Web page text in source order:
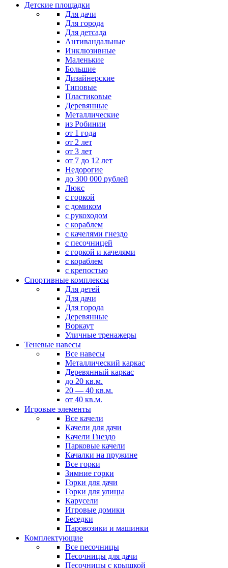
Детские площадки
Для дачи
Для города
Для детсада
Антивандальные
Инклюзивные
Маленькие
Большие
Дизайнерские
Типовые
Пластиковые
Деревянные
Металлические
из Робинии
от 1 года
от 2 лет
от 3 лет
от 7 до 12 лет
Недорогие
до 300 000 рублей
Люкс
с горкой
с домиком
с рукоходом
с кораблем
с качелями гнездо
с песочницей
с горкой и качелями
с кораблем
с крепостью
Спортивные комплексы
Для детей
Для дачи
Для города
Деревянные
Воркаут
Уличные тренажеры
Теневые навесы
Все навесы
Металлический каркас
Деревянный каркас
до 20 кв.м.
20 — 40 кв.м.
от 40 кв.м.
Игровые элементы
Все качели
Качели для дачи
Качели Гнездо
Парковые качели
Качалки на пружине
Все горки
Зимние горки
Горки для дачи
Горки для улицы
Карусели
Игровые домики
Беседки
Паровозики и машинки
Комплектующие
Все песочницы
Песочницы для дачи
Песочницы с крышкой